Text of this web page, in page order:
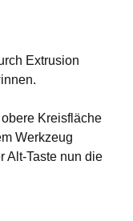
Extrusion
Kreisfläche
Werkzeug
Alt-Taste nun die